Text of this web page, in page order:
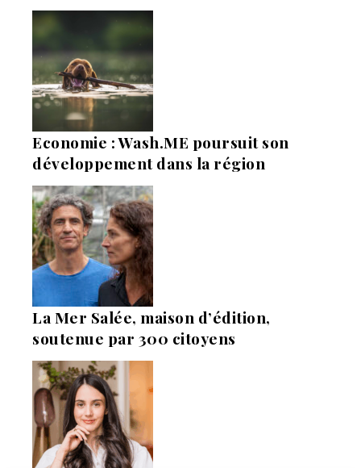
Economie : Wash.ME poursuit son
développement dans la région
La Mer Salée, maison d’édition,
soutenue par 300 citoyens